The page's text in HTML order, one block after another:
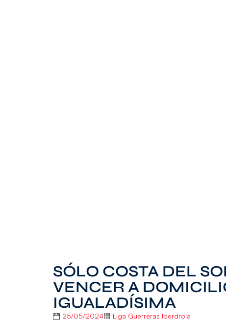
SÓLO COSTA DEL
VENCER A
IGUALADÍSIMA
25/05/2024 Liga Guerreras Iberdrola